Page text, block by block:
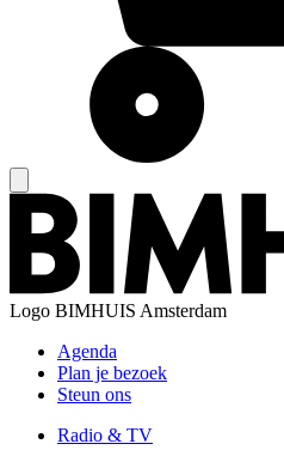
Logo BIMHUIS Amsterdam
Agenda
Plan je bezoek
Steun ons
Radio & TV